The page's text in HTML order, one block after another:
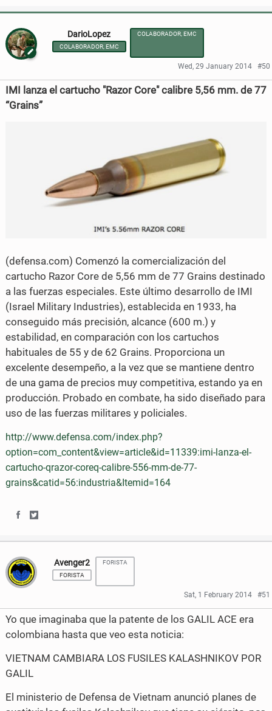
h
a
r
e
o
k
h
a
r
e
o
DarioLopez
COLABORADOR, EMC
COLABORADOR, EMC
Wed, 29 January 2014 #50
IMI lanza el cartucho "Razor Core" calibre 5,56 mm. de 77
“Grains”
(defensa.com) Comenzó la comercialización del
cartucho Razor Core de 5,56 mm de 77 Grains destinado
a las fuerzas especiales. Este último desarrollo de IMI
(Israel Military Industries), establecida en 1933, ha
conseguido más precisión, alcance (600 m.) y
estabilidad, en comparación con los cartuchos
habituales de 55 y de 62 Grains. Proporciona un
excelente desempeño, a la vez que se mantiene dentro
de una gama de precios muy competitiva, estando ya en
producción. Probado en combate, ha sido diseñado para
uso de las fuerzas militares y policiales.
http://www.defensa.com/index.php?
option=com_content&view=article&id=11339:imi-lanza-el-
cartucho-qrazor-coreq-calibre-556-mm-de-77-
grains&catid=56:industria&Itemid=164
a
r
e
o
F
a
a
r
e
o
w
Avenger2
FORISTA
FORISTA
Sat, 1 February 2014 #51
Yo que imaginaba que la patente de los GALIL ACE era
colombiana hasta que veo esta noticia:
VIETNAM CAMBIARA LOS FUSILES KALASHNIKOV POR
GALIL
El ministerio de Defensa de Vietnam anunció planes de